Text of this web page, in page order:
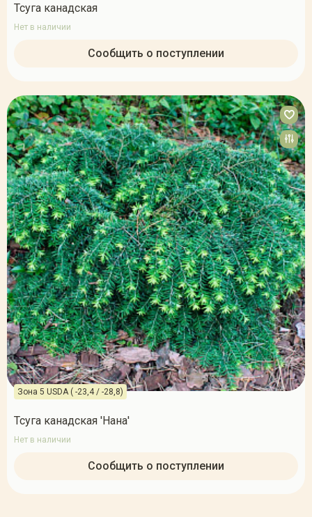
Тсуга канадская
Нет в наличии
Сообщить о поступлении
Зона 5 USDA ( -23,4 / -28,8)
Тсуга канадская 'Нана'
Нет в наличии
Сообщить о поступлении